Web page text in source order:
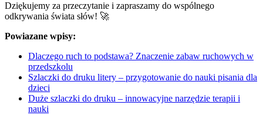
Dziękujemy za przeczytanie i zapraszamy do wspólnego
odkrywania świata słów! 🚀
Powiazane wpisy:
Dlaczego ruch to podstawa? Znaczenie zabaw ruchowych w
przedszkolu
Szlaczki do druku litery – przygotowanie do nauki pisania dla
dzieci
Duże szlaczki do druku – innowacyjne narzędzie terapii i
nauki